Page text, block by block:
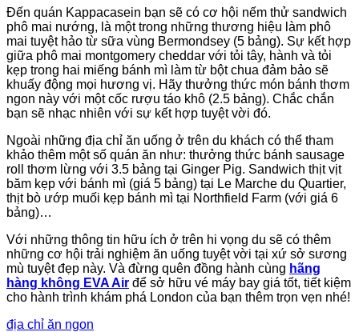
Đến quán Kappacasein bạn sẽ có cơ hội nếm thử sandwich
phô mai nướng, là một trong những thương hiệu làm phô
mai tuyệt hảo từ sữa vùng Bermondsey (5 bảng). Sự kết hợp
giữa phô mai montgomery cheddar với tỏi tây, hành và tỏi
kẹp trong hai miếng bánh mì làm từ bột chua đảm bảo sẽ
khuấy động mọi hương vị. Hãy thưởng thức món bánh thơm
ngon này với một cốc rượu táo khô (2.5 bảng). Chắc chắn
bạn sẽ nhạc nhiên với sự kết hợp tuyệt vời đó.
Ngoài những địa chỉ ăn uống ở trên du khách có thể tham
khảo thêm một số quán ăn như: thưởng thức bánh sausage
roll thơm lừng với 3.5 bảng tại Ginger Pig. Sandwich thịt vịt
băm kẹp với bánh mì (giá 5 bảng) tại Le Marche du Quartier,
thịt bò ướp muối kẹp bánh mì tại Northfield Farm (với giá 6
bảng)…
Với những thông tin hữu ích ở trên hi vọng du sẽ có thêm
những cơ hội trải nghiệm ăn uống tuyệt vời tại xứ sở sương
mù tuyệt đẹp này. Và đừng quên đồng hành cùng hãng
hàng không EVA Air để sở hữu vé máy bay giá tốt, tiết kiệm
cho hành trình khám phá London của bạn thêm trọn vẹn nhé!
địa chỉ ăn ngon